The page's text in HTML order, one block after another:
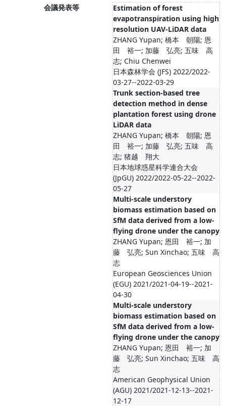
会議発表等
Estimation of forest
evapotranspiration using high
resolution UAV-LiDAR data
ZHANG Yupan; 橋本 朝陽; 恩
田 裕一; 加藤 弘亮; 五味 高
志; Chiu Chenwei
日本森林学会 (JFS) 2022/2022-
03-27--2022-03-29
Trunk section-based tree
detection method in dense
plantation forest using drone
LiDAR data
ZHANG Yupan; 橋本 朝陽; 恩
田 裕一; 加藤 弘亮; 五味 高
志; 猪越 翔大
日本地球惑星科学連合大会
(JpGU) 2022/2022-05-22--2022-
05-27
Multi-scale understory
biomass estimation based on
SfM data derived from a low-
flying drone under the canopy
ZHANG Yupan; 恩田 裕一; 加
藤 弘亮; Sun Xinchao; 五味 高
志
European Geosciences Union
(EGU) 2021/2021-04-19--2021-
04-30
Multi-scale understory
biomass estimation based on
SfM data derived from a low-
flying drone under the canopy
ZHANG Yupan; 恩田 裕一; 加
藤 弘亮; Sun Xinchao; 五味 高
志
American Geophysical Union
(AGU) 2021/2021-12-13--2021-
12-17